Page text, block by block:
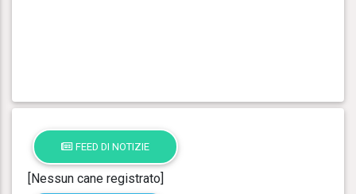
FEED DI NOTIZIE
[Nessun cane registrato]